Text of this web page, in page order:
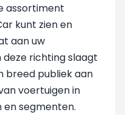
assortiment
kunt zien en
aan uw
richting slaagt
breed publiek aan
voertuigen in
en segmenten.